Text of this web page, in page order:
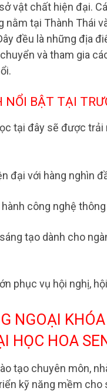
vật chất hiện đại.
nằm tại Thành Thái
đều là những địa
và tham gia
NỔI BẬT TẠI
tại đây sẽ được trải
đại với hàng nghìn
công nghệ
tạo dành cho
phục vụ hội nghị,
NGOẠI
HỌC HOA
tạo chuyên môn,
kỹ năng mềm cho